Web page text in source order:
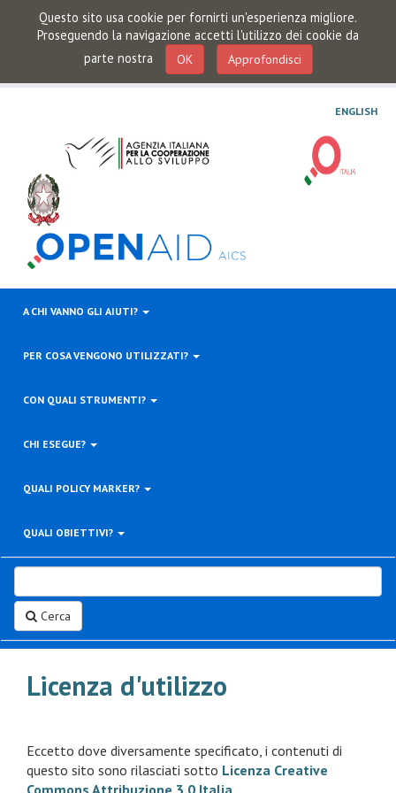
Questo sito usa cookie per fornirti un'esperienza migliore.
Proseguendo la navigazione accetti l'utilizzo dei cookie da
parte nostra
OK Approfondisci
ENGLISH
A CHI VANNO GLI AIUTI?
PER COSA VENGONO UTILIZZATI?
CON QUALI STRUMENTI?
CHI ESEGUE?
QUALI POLICY MARKER?
QUALI OBIETTIVI?
Cerca
Licenza d'utilizzo
Eccetto dove diversamente specificato, i contenuti di
questo sito sono rilasciati sotto Licenza Creative
Commons Attribuzione 3.0 Italia